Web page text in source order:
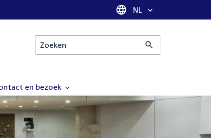
Taal selectie
NL
Zoeken
en bezoek